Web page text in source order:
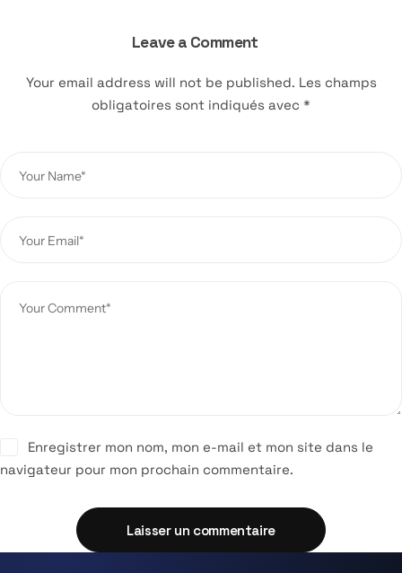
Leave a Comment
Your email address will not be published. Les champs
obligatoires sont indiqués avec *
Enregistrer mon nom, mon e-mail et mon site dans le
navigateur pour mon prochain commentaire.
Laisser un commentaire